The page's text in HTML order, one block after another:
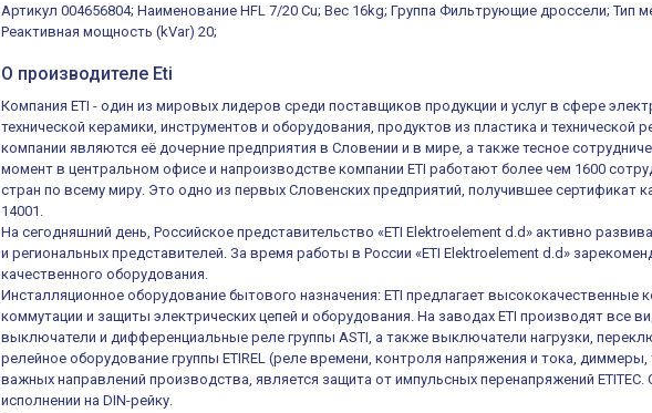
Артикул 004656804; Наименование HFL 7/20 Cu; Вес 16kg; Группа Фильтрующие дроссели;
Реактивная мощность (kVar) 20;
О производителе Eti
Компания ETI - один из мировых лидеров среди поставщиков продукции и услуг в сфере
технической керамики, инструментов и оборудования, продуктов из пластика и
компании являются её дочерние предприятия в Словении и в мире, а также тесное
момент в центральном офисе и напроизводстве компании ETI работают более чем 1600
стран по всему миру. Это одно из первых Словенских предприятий, получившее сертификат
14001.
На сегодняшний день, Российское представительство «ETI Elektroelement d.d» активно
и региональных представителей. За время работы в России «ETI Elektroelement d.d»
качественного оборудования.
Инсталляционное оборудование бытового назначения: ETI предлагает высококачественные
коммутации и защиты электрических цепей и оборудования. На заводах ETI производят все
выключатели и дифференциальные реле группы ASTI, а также выключатели нагрузки,
релейное оборудование группы ETIREL (реле времени, контроля напряжения и тока,
важных направлений производства, является защита от импульсных перенапряжений
исполнении на DIN-рейку.